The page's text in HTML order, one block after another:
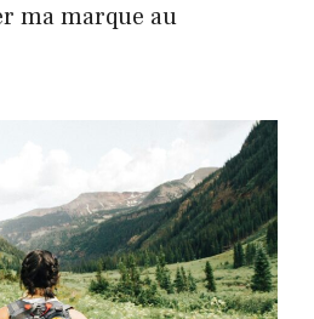
ma marque au